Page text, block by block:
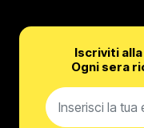
Iscriviti
Ogni sera